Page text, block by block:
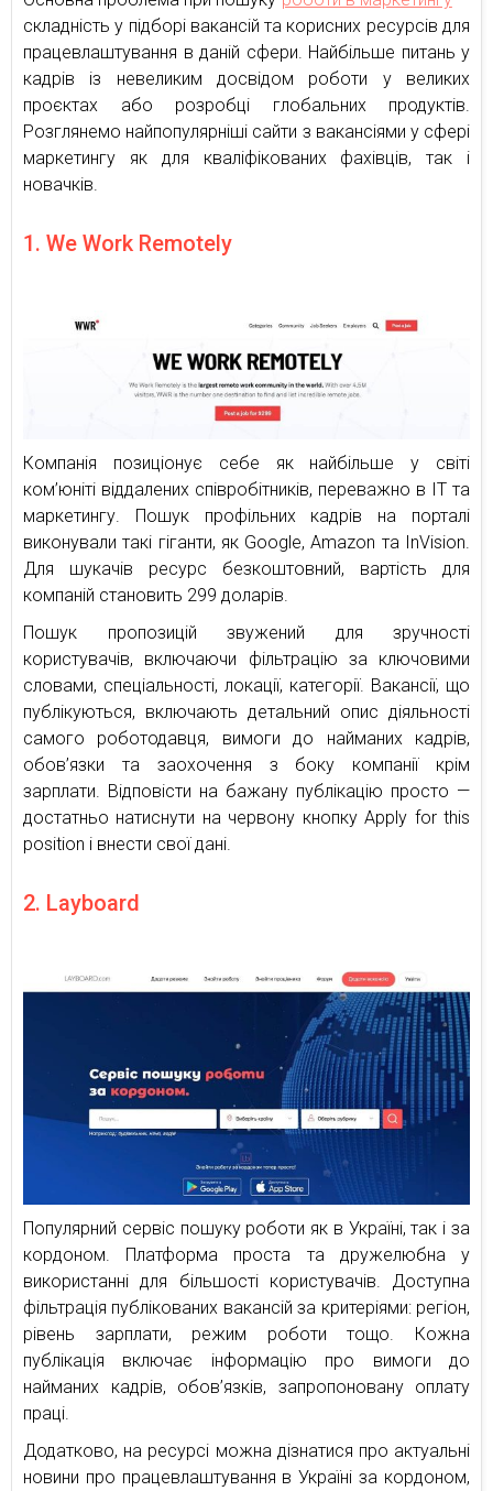
складність у підборі вакансій та корисних ресурсів для
працевлаштування в даній сфери. Найбільше питань у
кадрів із невеликим досвідом роботи у великих
проєктах або розробці глобальних продуктів.
Розглянемо найпопулярніші сайти з вакансіями у сфері
маркетингу як для кваліфікованих фахівців, так і
новачків.
1. We Work Remotely
Компанія позиціонує себе як найбільше у світі
ком’юніті віддалених співробітників, переважно в ІТ та
маркетингу. Пошук профільних кадрів на порталі
виконували такі гіганти, як Google, Amazon та InVision.
Для шукачів ресурс безкоштовний, вартість для
компаній становить 299 доларів.
Пошук пропозицій звужений для зручності
користувачів, включаючи фільтрацію за ключовими
словами, спеціальності, локації, категорії. Вакансії, що
публікуються, включають детальний опис діяльності
самого роботодавця, вимоги до найманих кадрів,
обов’язки та заохочення з боку компанії крім
зарплати. Відповісти на бажану публікацію просто —
достатньо натиснути на червону кнопку Apply for this
position і внести свої дані.
2. Layboard
Популярний сервіс пошуку роботи як в Україні, так і за
кордоном. Платформа проста та дружелюбна у
використанні для більшості користувачів. Доступна
фільтрація публікованих вакансій за критеріями: регіон,
рівень зарплати, режим роботи тощо. Кожна
публікація включає інформацію про вимоги до
найманих кадрів, обов’язків, запропоновану оплату
праці.
Додатково, на ресурсі можна дізнатися про актуальні
новини про працевлаштування в Україні за кордоном,